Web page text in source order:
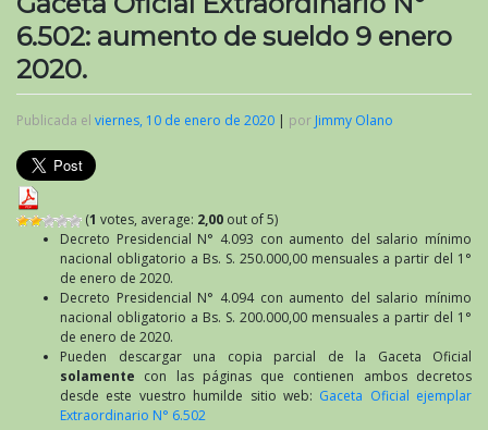
6.502: aumento de sueldo 9 enero
2020.
Publicada el viernes, 10 de enero de 2020 | por Jimmy Olano
(1 votes, average: 2,00 out of 5)
Decreto Presidencial N° 4.093 con aumento del salario mínimo
nacional obligatorio a Bs. S. 250.000,00 mensuales a partir del 1°
de enero de 2020.
Decreto Presidencial N° 4.094 con aumento del salario mínimo
nacional obligatorio a Bs. S. 200.000,00 mensuales a partir del 1°
de enero de 2020.
Pueden descargar una copia parcial de la Gaceta Oficial
solamente con las páginas que contienen ambos decretos
desde este vuestro humilde sitio web: Gaceta Oficial ejemplar
Extraordinario N° 6.502